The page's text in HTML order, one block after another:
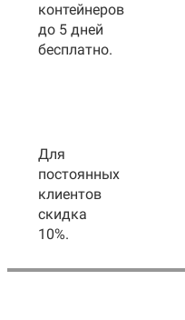
контейнеров
до 5 дней
бесплатно.
Для
постоянных
клиентов
скидка
10%.